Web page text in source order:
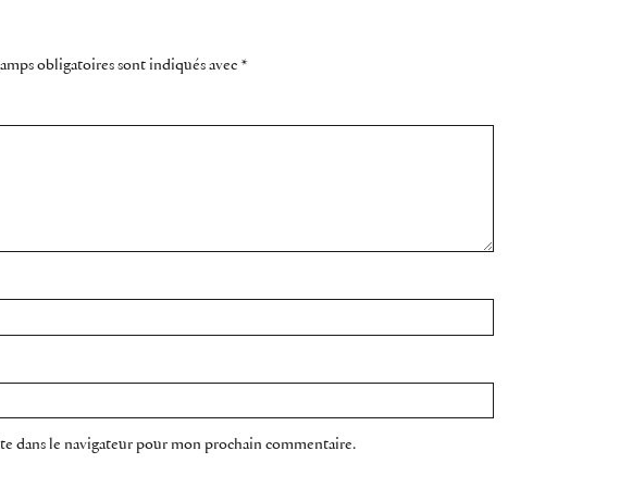
obligatoires sont indiqués avec *
dans le navigateur pour mon prochain commentaire.